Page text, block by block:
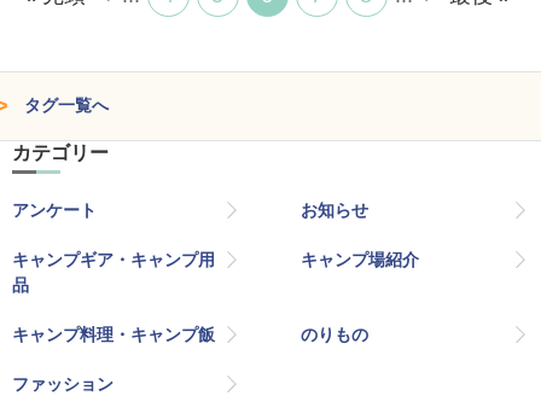
タグ一覧へ
カテゴリー
アンケート お知らせ
キャンプギア・キャンプ用
品
キャンプ場紹介
キャンプ料理・キャンプ飯 のりもの
ファッション